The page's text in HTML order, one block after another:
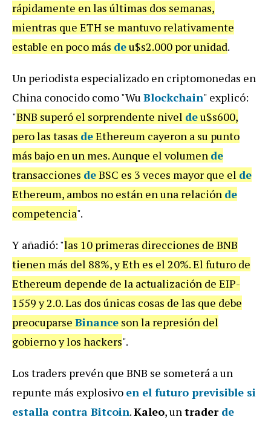
rápidamente en las últimas dos semanas,
mientras que ETH se mantuvo relativamente
estable en poco más deu$s2.000 por unidad.
Un periodista especializado en criptomonedas en
China conocido como "Wu Blockchain" explicó:
"BNB superó el sorprendente nivel deu$s600,
pero las tasas deEthereum cayeron a su punto
más bajo en un mes. Aunque el volumen de
transacciones deBSC es 3 veces mayor que el de
Ethereum, ambos no están en una relación de
competencia".
Y añadió: "las 10 primeras direcciones de BNB
tienen más del 88%, y Eth es el 20%. El futuro de
Ethereum depende de la actualización de EIP-
1559 y 2.0. Las dos únicas cosas de las que debe
preocuparse Binance son la represión del
gobierno y los hackers".
Los traders prevén que BNB se someterá a un
repunte más explosivo en el futuro previsible si
estalla contra Bitcoin.Kaleo, untrader de